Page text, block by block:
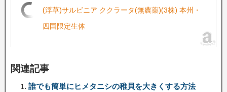
(浮草)サルビニア ククラータ(無農薬)(3株) 本州・
四国限定生体
関連記事
誰でも簡単にヒメタニシの稚貝を大きくする方法